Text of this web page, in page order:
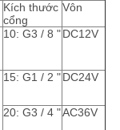
Kích thước
cổng
Vôn
10: G3 / 8 "DC12V
15: G1 / 2 "DC24V
20: G3 / 4 "AC36V